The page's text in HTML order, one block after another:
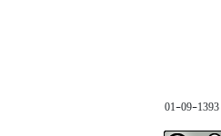
1393-09-01